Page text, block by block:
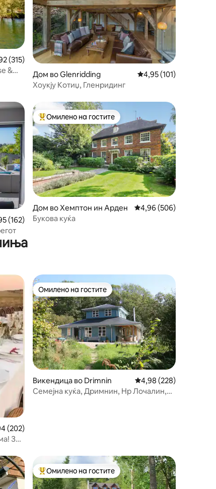
оцена: 4,92 од 5, 315 рецензии
(315)
&
Дом во Glenridding Просечна оцена:
4,95 (101)
Хоукју Котиџ, Гленридинг
оцена: 4,95 од 5, 162 рецензии
(162)
Меѓу најуспешните „Омилени на гостите“
Омилено на гостите
Дом во Хемптон ин Арден Просечна оцена: 4,96
4,96 (506)
Букова куќа
оцена: 4,94 од 5, 202 рецензии
(202)
За
Омилено на гостите
Омилено на гостите
Викендица во Drimnin Просечна оцена: 4,98
4,98 (228)
Семејна куќа, Дримнин, Нр Лочалин,
Меѓу најуспешните „Омилени на гостите“
Омилено на гостите